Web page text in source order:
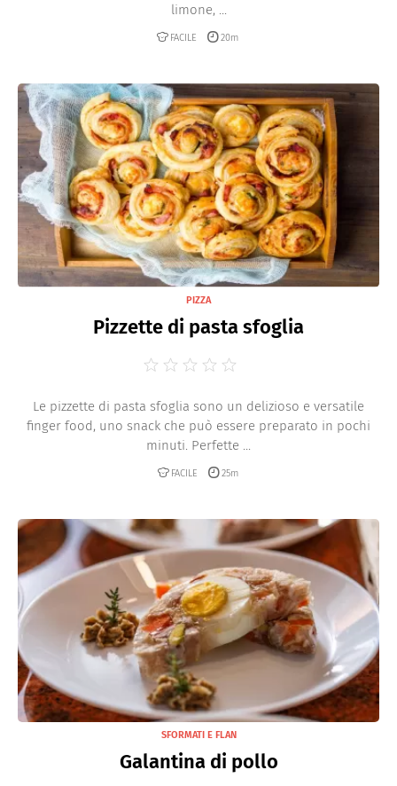
limone, ...
FACILE 20m
PIZZA
Pizzette di pasta sfoglia
Le pizzette di pasta sfoglia sono un delizioso e versatile
finger food, uno snack che può essere preparato in pochi
minuti. Perfette ...
FACILE 25m
SFORMATI E FLAN
Galantina di pollo